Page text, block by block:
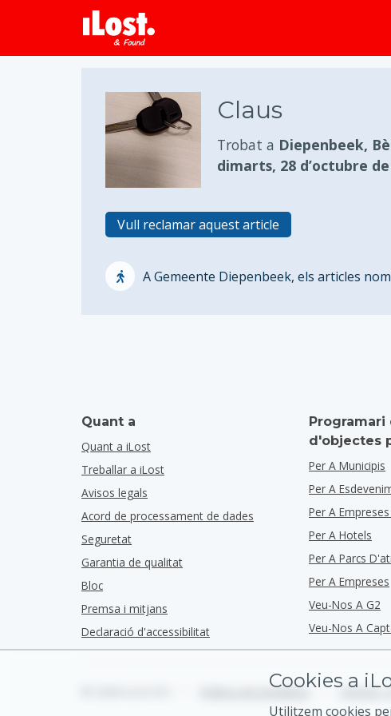
Claus
Trobat a Diepenbeek,
dimarts, 28 d’octubre de
Vull reclamar aquest article
A Gemeente Diepenbeek, els articles
Quant a
Quant a iLost
Treballar a iLost
Avisos legals
Acord de processament de dades
Seguretat
Garantia de qualitat
Bloc
Premsa i mitjans
Declaració d'accessibilitat
d'objectes
Per A Municipis
Per A
Per A
Per A Hotels
Per A Parcs
Per A Empreses
Veu-Nos A G2
Veu-Nos A
Política de privadesa • Termes i
Cookies a
Utilitzem cookies